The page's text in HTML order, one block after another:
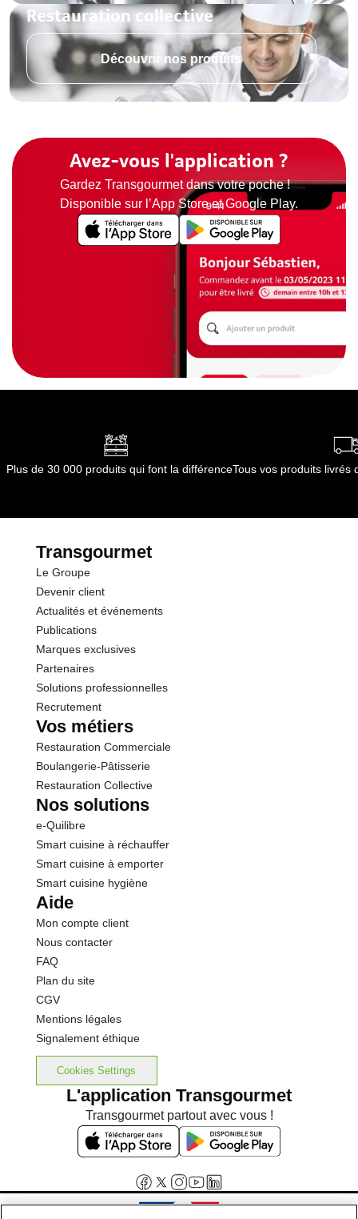
Restauration collective
Découvrir nos produits
Avez-vous l'application ?
Gardez Transgourmet dans votre poche !
Disponible sur l’App Store et Google Play.
Plus de 30 000 produits qui font la différenceTous vos produits livrés
Transgourmet
Le Groupe
Devenir client
Actualités et événements
Publications
Marques exclusives
Partenaires
Solutions professionnelles
Recrutement
Vos métiers
Restauration Commerciale
Boulangerie-Pâtisserie
Restauration Collective
Nos solutions
e-Quilibre
Smart cuisine à réchauffer
Smart cuisine à emporter
Smart cuisine hygiène
Aide
Mon compte client
Nous contacter
FAQ
Plan du site
CGV
Mentions légales
Signalement éthique
Cookies Settings
L'application Transgourmet
Transgourmet partout avec vous !